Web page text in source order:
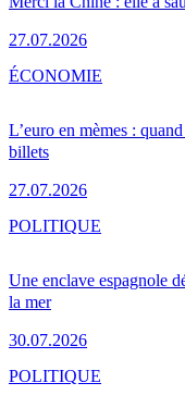
27.07.2026
L’euro en mèmes :
billets
27.07.2026
ÉCONOMIE
Une enclave espagnole
la mer
30.07.2026
POLITIQUE
POLITIQUE